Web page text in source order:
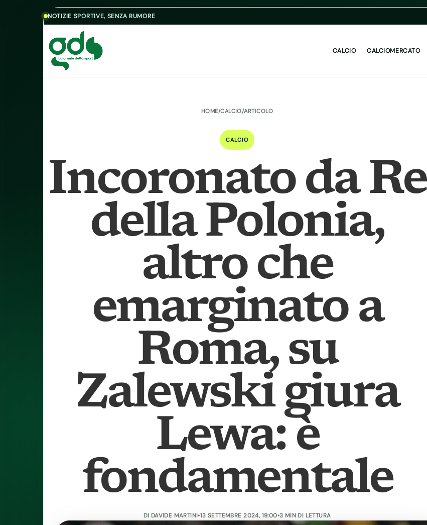
Skip to content
NOTIZIE SPORTIVE, SENZA RUMORE
CALCIO CALCIOMERCATO
HOME/CALCIO/ARTICOLO
CALCIO
Incoronato da Re
della Polonia,
altro che
emarginato a
Roma, su
Zalewski giura
Lewa: è
fondamentale
DI DAVIDE MARTINI•13 SETTEMBRE 2024, 19:00•3 MIN DI LETTURA